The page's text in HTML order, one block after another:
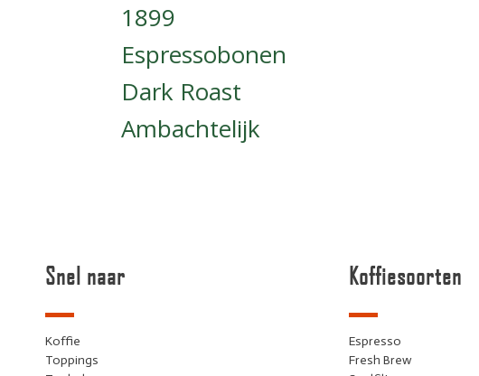
1899
Espressobonen
Dark Roast
Ambachtelijk
Snel naar
Koffie
Toppings
Koffiesoorten
Espresso
Fresh Brew